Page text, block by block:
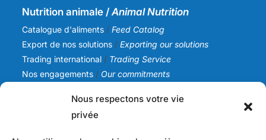
Nous respectons votre vie
privée
Nutrition animale / Animal Nutrition
Catalogue d'aliments /Feed Catalog
Export de nos solutions /Exporting our solutions
Trading international / Trading Service
Nos engagements / Our commitments
Notre histoire/Our story